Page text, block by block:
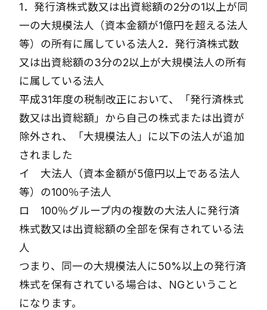
1．発行済株式数又は出資総額の2分の1以上が同
一の大規模法人（資本金額が1億円を超える法人
等）の所有に属している法人2．発行済株式数
又は出資総額の3分の2以上が大規模法人の所有
に属している法人
平成31年度の税制改正において、「発行済株式
数又は出資総額」から自己の株式または出資が
除外され、「大規模法人」に以下の法人が追加
されました
イ 大法人（資本金額が5億円以上である法人
等）の100％子法人
ロ 100％グループ内の複数の大法人に発行済
株式数又は出資総額の全部を保有されている法
人
つまり、同一の大規模法人に50%以上の発行済
株式を保有されている場合は、NGということ
になります。